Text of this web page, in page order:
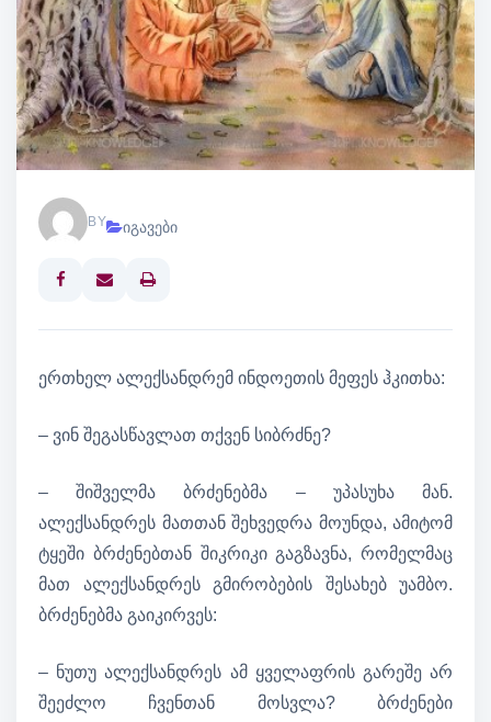
BY იგავები
Print
ერთხელ ალექსანდრემ ინდოეთის მეფეს ჰკითხა:
– ვინ შეგასწავლათ თქვენ სიბრძნე?
– შიშველმა ბრძენებმა – უპასუხა მან.
ალექსანდრეს მათთან შეხვედრა მოუნდა, ამიტომ
ტყეში ბრძენებთან შიკრიკი გაგზავნა, რომელმაც
მათ ალექსანდრეს გმირობების შესახებ უამბო.
ბრძენებმა გაიკირვეს:
– ნუთუ ალექსანდრეს ამ ყველაფრის გარეშე არ
შეეძლო ჩვენთან მოსვლა? ბრძენები